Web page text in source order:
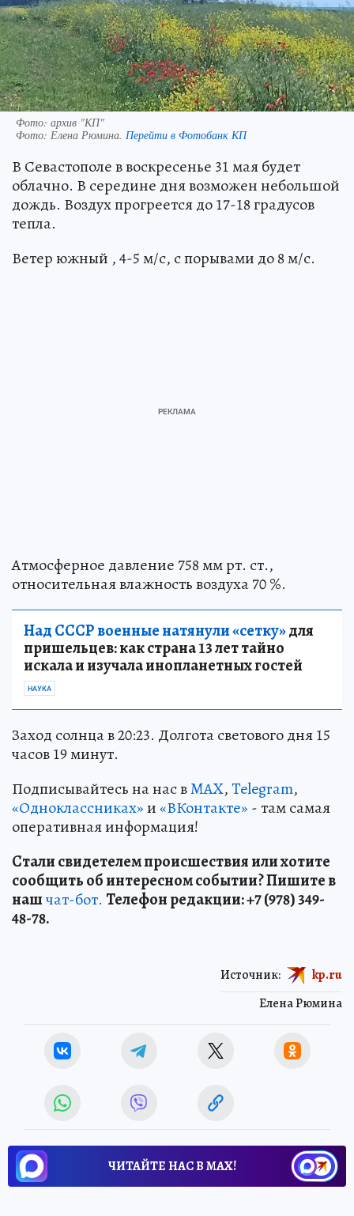
Фото: архив "КП"
Фото: Елена Рюмина. Перейти в Фотобанк КП
В Севастополе в воскресенье 31 мая будет
облачно. В середине дня возможен небольшой
дождь. Воздух прогреется до 17-18 градусов
тепла.
Ветер южный , 4-5 м/с, с порывами до 8 м/с.
Атмосферное давление 758 мм рт. ст.,
относительная влажность воздуха 70 %.
Над СССР военные натянули «сетку»для
пришельцев: как страна 13 лет тайно
искала и изучала инопланетных гостей
НАУКА
Заход солнца в 20:23. Долгота светового дня 15
часов 19 минут.
Подписывайтесь на нас вMAX,Telegram,
«Одноклассниках»и«ВКонтакте» - там самая
оперативная информация!
Стали свидетелем происшествия или хотите
сообщить об интересном событии? Пишите в
нашчат-бот. Телефон редакции: +7 (978) 349-
48-78.
Елена Рюмина
Источник: kp.ru
ЧИТАЙТЕ НАС В МАХ!